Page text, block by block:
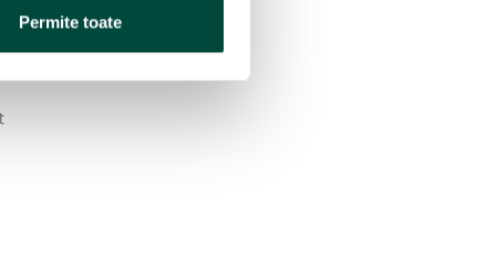
Permite toate